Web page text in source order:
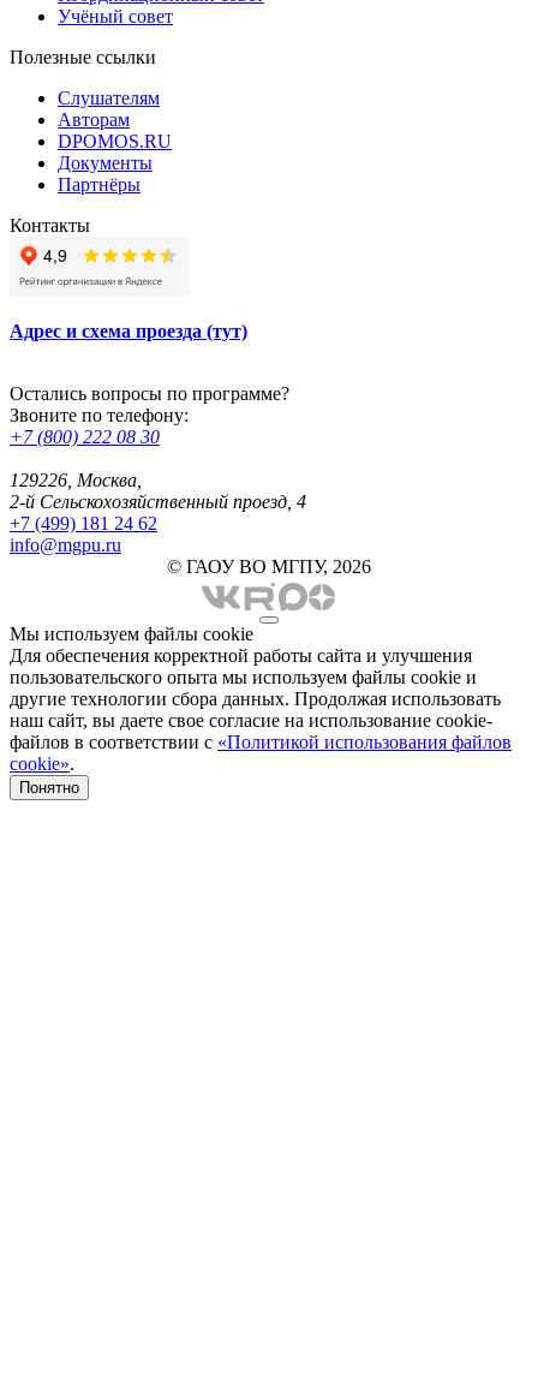
Учёный совет
Полезные ссылки
Слушателям
Авторам
DPOMOS.RU
Документы
Партнёры
Контакты
Адрес и схема проезда (тут)
Остались вопросы по программе?
Звоните по телефону:
+7 (800) 222 08 30
129226, Москва,
2-й Сельскохозяйственный проезд, 4
+7 (499) 181 24 62
info@mgpu.ru
© ГАОУ ВО МГПУ, 2026
Мы используем файлы cookie
Для обеспечения корректной работы сайта и улучшения
пользовательского опыта мы используем файлы cookie и
другие технологии сбора данных. Продолжая использовать
наш сайт, вы даете свое согласие на использование cookie-
файлов в соответствии с «Политикой использования файлов
cookie».
Понятно